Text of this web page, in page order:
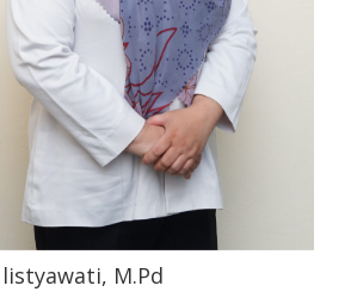
M.Pd